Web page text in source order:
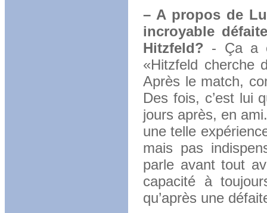
– A propos de
incroyable
Hitzfeld? - Ça a
«Hitzfeld cherche
Après le match,
Des fois, c’est lui
jours après, en
une telle
mais pas
parle avant tout
capacité à
qu’après une